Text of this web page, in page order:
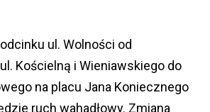
ul. Wolności od
Kościelną i Wieniawskiego do
na placu Jana Koniecznego
ruch wahadłowy. Zmiana